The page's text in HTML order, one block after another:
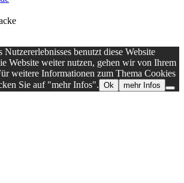
Nutzererlebnisses benutzt diese Website
Website weiter nutzen, gehen wir von Ihrem
weitere Informationen zum Thema Cookies
Sie auf "mehr Infos". Ok mehr Infos